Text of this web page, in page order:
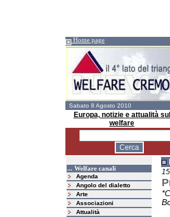
Home page
Sabato 8 Agosto 2010
Europa, notizie e attualità sul
welfare
... Welfare canali
Agenda
Angolo del dialetto
Arte
Associazioni
Attualità